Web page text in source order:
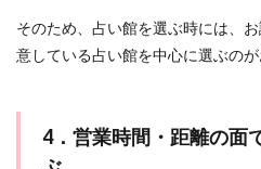
そのため、占い館を選ぶ時には、
意している占い館を中心に選ぶのが
4．営業時間・距離の面